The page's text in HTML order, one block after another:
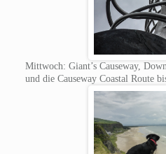
Mittwoch: Giant’s Causeway,
und die Causeway Coastal Route